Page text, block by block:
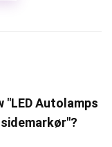
Autolamps